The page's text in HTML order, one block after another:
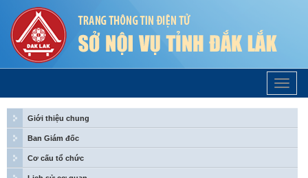
Trang
Chủ
Giới thiệu chung
Ban Giám đốc
Cơ cấu tổ chức